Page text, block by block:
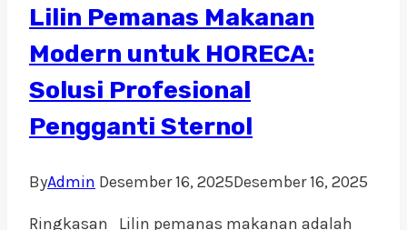
&
Efektif
Lilin Pemanas Makanan
Modern untuk HORECA:
Solusi Profesional
Pengganti Sternol
ByAdmin Desember 16, 2025Desember 16, 2025
Ringkasan Lilin pemanas makanan adalah